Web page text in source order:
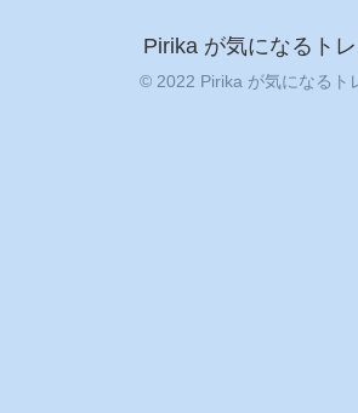
Pirika が気になるト
© 2022 Pirika が気になるト